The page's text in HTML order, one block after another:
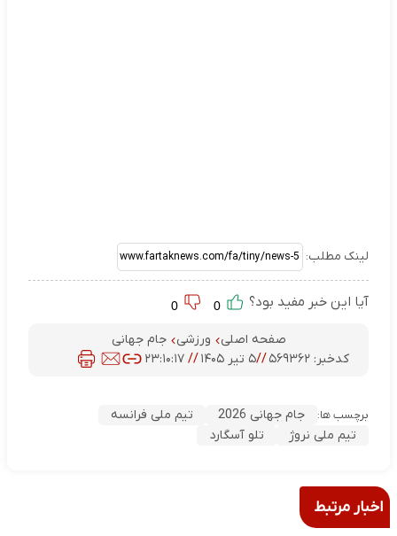
لینک مطلب:
آیا این خبر مفید بود؟
صفحه اصلی ورزشی
جام جهانی
کدخبر: ۵۶۹۳۶۲ //۵ تیر ۱۴۰۵ // ۲۳:۱۰:۱۷
برچسب ها: جام جهانی 2026
تیم ملی فرانسه
تیم ملی نروژ
تلو آسگارد
اخبار مرتبط